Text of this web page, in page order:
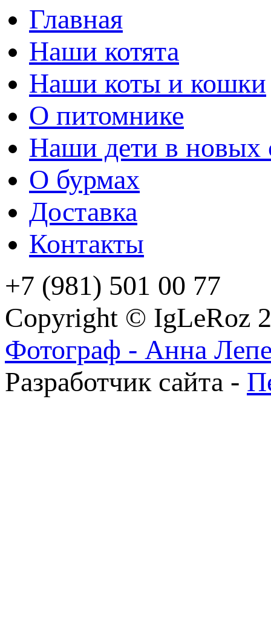
Главная
Наши котята
Наши коты и кошки
О питомнике
Наши дети в новых
О бурмах
Доставка
Контакты
+7 (981) 501 00 77
Copyright © IgLeRoz
Фотограф - Анна
Разработчик сайта -